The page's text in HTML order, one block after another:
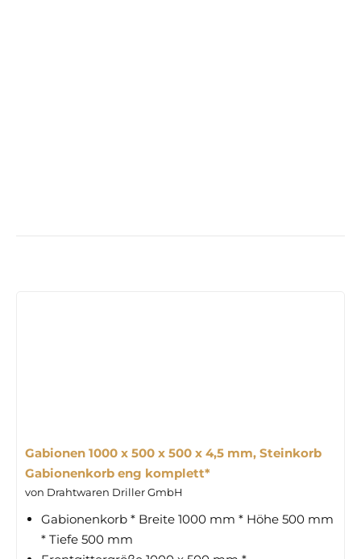
Gabionen 1000 x 500 x 500 x 4,5 mm, Steinkorb
Gabionenkorb eng komplett*
von Drahtwaren Driller GmbH
Gabionenkorb * Breite 1000 mm * Höhe 500 mm
* Tiefe 500 mm